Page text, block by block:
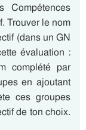
Compétences
Trouver le nom
(dans un GN
évaluation :
complété par
en ajoutant
ces groupes
de ton choix.